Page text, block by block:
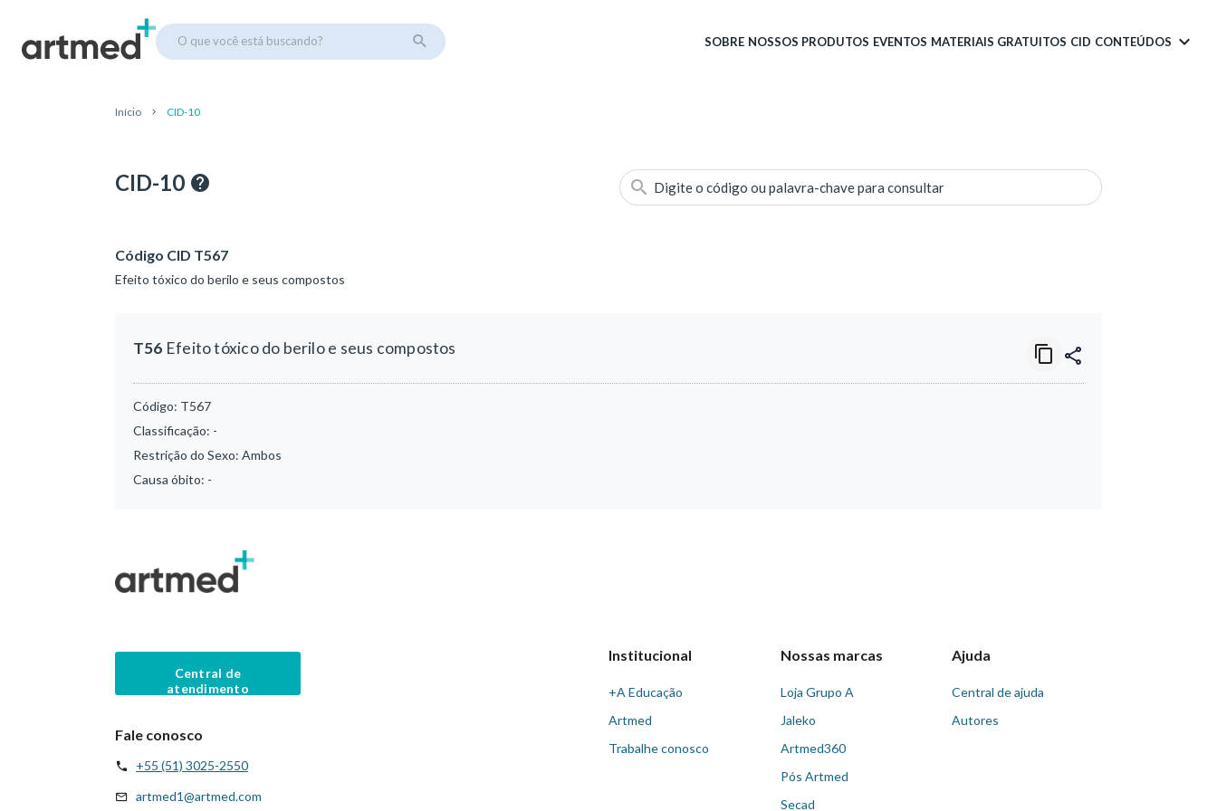
O que você está buscando? SOBRE NOSSOS PRODUTOS EVENTOS MATERIAIS GRATUITOS CID CONTEÚDOS
Início CID-10
CID-10 Digite o código ou palavra-chave para consultar
Código CID T567
Efeito tóxico do berilo e seus compostos
T56 Efeito tóxico do berilo e seus compostos
Código: T567
Classificação: -
Restrição do Sexo: Ambos
Causa óbito: -
Central de
atendimento
Fale conosco
+55 (51) 3025-2550
artmed1@artmed.com
Institucional
+A Educação
Artmed
Trabalhe conosco
Nossas marcas
Loja Grupo A
Jaleko
Artmed360
Pós Artmed
Secad
Ajuda
Central de ajuda
Autores